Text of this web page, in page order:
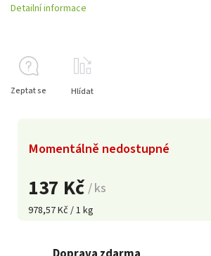
137 Kč / ks
978,57 Kč / 1 kg
Momentálně nedostupné
Detailní informace
Zeptat se Hlídat